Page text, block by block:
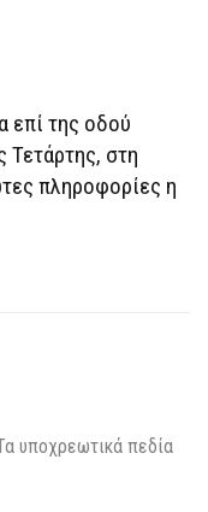
επί της οδού
στη
πληροφορίες η
υποχρεωτικά πεδία